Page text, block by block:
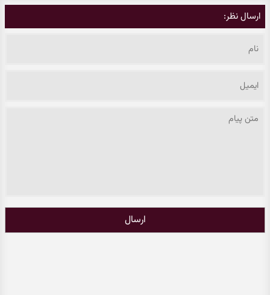
ارسال نظر:
ارسال